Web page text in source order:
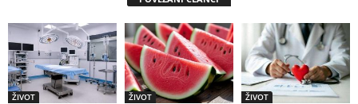
ŽIVOT ŽIVOT ŽIVOT